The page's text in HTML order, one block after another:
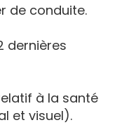
de conduite.
dernières
à la santé
et visuel).